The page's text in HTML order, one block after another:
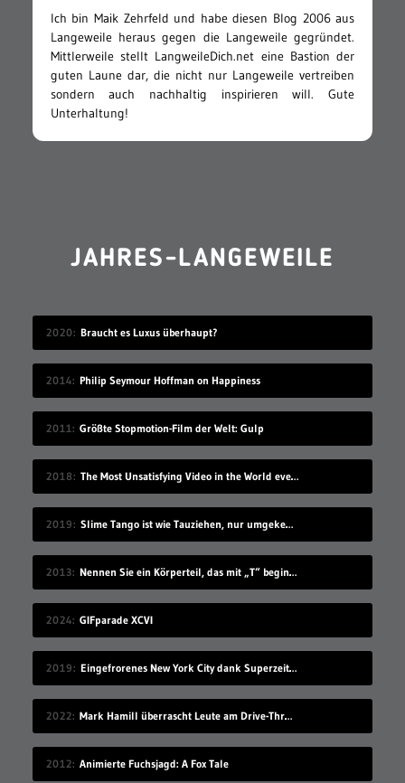
Ich bin Maik Zehrfeld und habe diesen Blog 2006 aus
Langeweile heraus gegen die Langeweile gegründet.
Mittlerweile stellt LangweileDich.net eine Bastion der
guten Laune dar, die nicht nur Langeweile vertreiben
sondern auch nachhaltig inspirieren will. Gute
Unterhaltung!
JAHRES-LANGEWEILE
2020 Braucht es Luxus überhaupt?
2014 Philip Seymour Hoffman on Happiness
2011 Größte Stopmotion-Film der Welt: Gulp
2018 The Most Unsatisfying Video in the World ever made – part 2
2019 Slime Tango ist wie Tauziehen, nur umgekehrt
2013 Nennen Sie ein Körperteil, das mit „T“ beginnt
2024 GIFparade XCVI
2019 Eingefrorenes New York City dank Superzeitlupe
2022 Mark Hamill überrascht Leute am Drive-Thru-Schalter
2012 Animierte Fuchsjagd: A Fox Tale